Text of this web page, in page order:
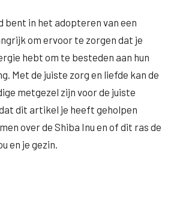
bent in het adopteren van een
om ervoor te zorgen dat je
hebt om te besteden aan hun
Met de juiste zorg en liefde kan de
metgezel zijn voor de juiste
dit artikel je heeft geholpen
over de Shiba Inu en of dit ras de
en je gezin.